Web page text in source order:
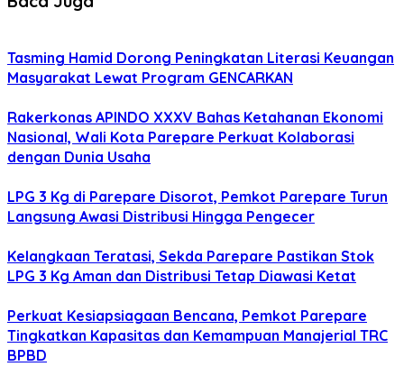
Tasming Hamid Dorong Peningkatan Literasi Keuangan
Masyarakat Lewat Program GENCARKAN
Rakerkonas APINDO XXXV Bahas Ketahanan Ekonomi
Nasional, Wali Kota Parepare Perkuat Kolaborasi
dengan Dunia Usaha
LPG 3 Kg di Parepare Disorot, Pemkot Parepare Turun
Langsung Awasi Distribusi Hingga Pengecer
Kelangkaan Teratasi, Sekda Parepare Pastikan Stok
LPG 3 Kg Aman dan Distribusi Tetap Diawasi Ketat
Perkuat Kesiapsiagaan Bencana, Pemkot Parepare
Tingkatkan Kapasitas dan Kemampuan Manajerial TRC
BPBD